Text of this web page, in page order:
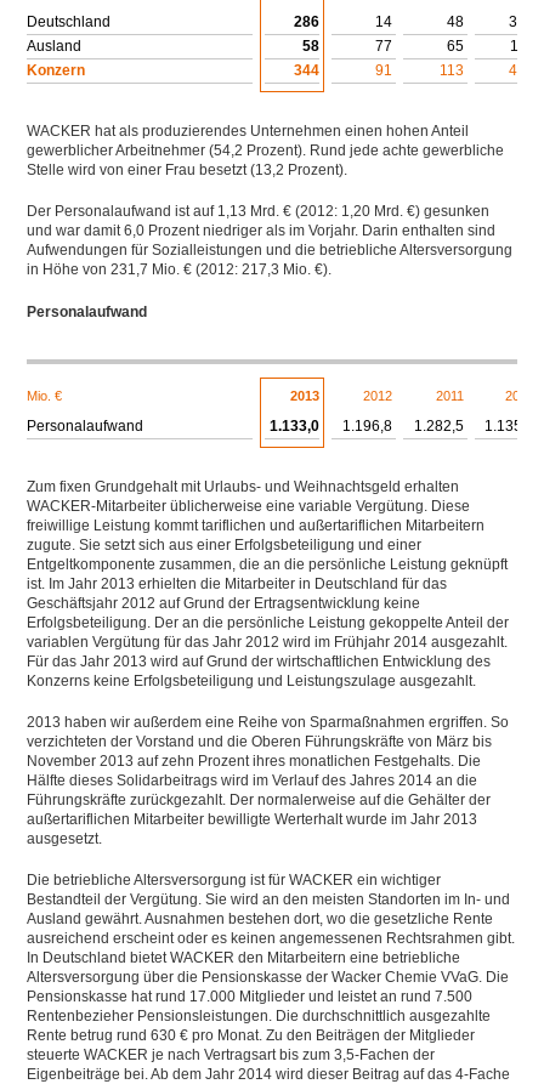
Deutschland 286 14 48
374
Ausland
58 77 65
114
Konzern
344 91 113 488
WACKER hat als produzierendes Unternehmen einen hohen Anteil
gewerblicher Arbeitnehmer (54,2 Prozent). Rund jede achte gewerbliche
Stelle wird von einer Frau besetzt (13,2 Prozent).
Der Personalaufwand ist auf 1,13 Mrd. € (2012: 1,20 Mrd. €) gesunken
und war damit 6,0 Prozent niedriger als im Vorjahr. Darin enthalten sind
Aufwendungen für Sozialleistungen und die betriebliche Altersversorgung
in Höhe von 231,7 Mio. € (2012: 217,3 Mio. €).
Personalaufwand
Mio. € 2013 2012 2011 2010
Personalaufwand 1.133,0 1.196,8 1.282,5 1.135,7
Zum fixen Grundgehalt mit Urlaubs- und Weihnachtsgeld erhalten
WACKER-Mitarbeiter üblicherweise eine variable Vergütung. Diese
freiwillige Leistung kommt tariflichen und außertariflichen Mitarbeitern
zugute. Sie setzt sich aus einer Erfolgsbeteiligung und einer
Entgeltkomponente zusammen, die an die persönliche Leistung geknüpft
ist. Im Jahr 2013 erhielten die Mitarbeiter in Deutschland für das
Geschäftsjahr 2012 auf Grund der Ertragsentwicklung keine
Erfolgsbeteiligung. Der an die persönliche Leistung gekoppelte Anteil der
variablen Vergütung für das Jahr 2012 wird im Frühjahr 2014 ausgezahlt.
Für das Jahr 2013 wird auf Grund der wirtschaftlichen Entwicklung des
Konzerns keine Erfolgsbeteiligung und Leistungszulage ausgezahlt.
2013 haben wir außerdem eine Reihe von Sparmaßnahmen ergriffen. So
verzichteten der Vorstand und die Oberen Führungskräfte von März bis
November 2013 auf zehn Prozent ihres monatlichen Festgehalts. Die
Hälfte dieses Solidarbeitrags wird im Verlauf des Jahres 2014 an die
Führungskräfte zurückgezahlt. Der normalerweise auf die Gehälter der
außertariflichen Mitarbeiter bewilligte Werterhalt wurde im Jahr 2013
ausgesetzt.
Die betriebliche Altersversorgung ist für WACKER ein wichtiger
Bestandteil der Vergütung. Sie wird an den meisten Standorten im In- und
Ausland gewährt. Ausnahmen bestehen dort, wo die gesetzliche Rente
ausreichend erscheint oder es keinen angemessenen Rechtsrahmen gibt.
In Deutschland bietet WACKER den Mitarbeitern eine betriebliche
Altersversorgung über die Pensionskasse der Wacker Chemie VVaG. Die
Pensionskasse hat rund 17.000 Mitglieder und leistet an rund 7.500
Rentenbezieher Pensionsleistungen. Die durchschnittlich ausgezahlte
Rente betrug rund 630 € pro Monat. Zu den Beiträgen der Mitglieder
steuerte WACKER je nach Vertragsart bis zum 3,5-Fachen der
Eigenbeiträge bei. Ab dem Jahr 2014 wird dieser Beitrag auf das 4-Fache